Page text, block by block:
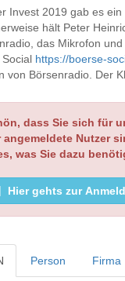
Invest 2019 gab es
hält Peter
das Mikrofon
Social https://boerse-
von Börsenradio. Der
dass Sie sich für
angemeldete Nutzer
was Sie dazu
Hier gehts zur
Person Firma